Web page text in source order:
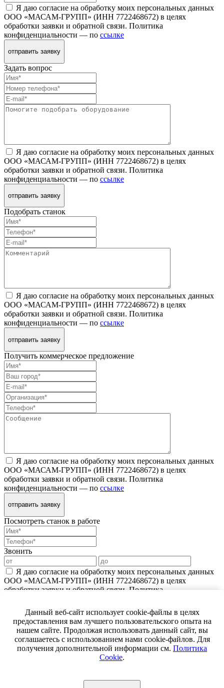
Я даю согласие на обработку моих персональных данных
ООО «МАСАМ-ГРУПП» (ИНН 7722468672) в целях
обработки заявки и обратной связи. Политика
конфиденциальности — по ссылке
отправить заявку
Задать вопрос
Я даю согласие на обработку моих персональных данных
ООО «МАСАМ-ГРУПП» (ИНН 7722468672) в целях
обработки заявки и обратной связи. Политика
конфиденциальности — по ссылке
отправить заявку
Подобрать станок
Я даю согласие на обработку моих персональных данных
ООО «МАСАМ-ГРУПП» (ИНН 7722468672) в целях
обработки заявки и обратной связи. Политика
конфиденциальности — по ссылке
отправить заявку
Получить коммерческое предложение
Я даю согласие на обработку моих персональных данных
ООО «МАСАМ-ГРУПП» (ИНН 7722468672) в целях
обработки заявки и обратной связи. Политика
конфиденциальности — по ссылке
отправить заявку
Посмотреть станок в работе
Звонить
Я даю согласие на обработку моих персональных данных
ООО «МАСАМ-ГРУПП» (ИНН 7722468672) в целях
обработки заявки и обратной связи. Политика
Жду звонка
Спасибо!
Ваш вопрос успешно отправлен.
Данный веб-сайт использует cookie-файлы в целях
предоставления вам лучшего пользовательского опыта на
нашем сайте. Продолжая использовать данный сайт, вы
соглашаетесь с использованием нами cookie-файлов. Для
получения дополнительной информации см. Политика
Cookie.